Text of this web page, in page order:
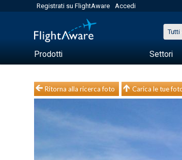
Registrati su FlightAware Accedi
Tutti
Prodotti Settori
Ritorna alla ricerca foto Carica le tue